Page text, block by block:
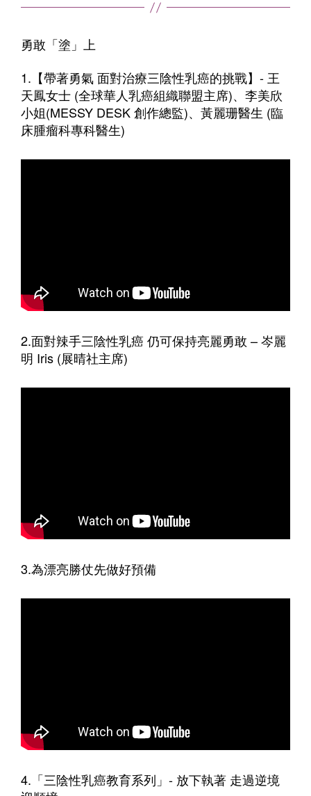
勇敢「塗」上
1.【帶著勇氣 面對治療三陰性乳癌的挑戰】- 王
天鳳女士 (全球華人乳癌組織聯盟主席)、李美欣
小姐(MESSY DESK 創作總監)、黃麗珊醫生 (臨
床腫瘤科專科醫生)
2.面對辣手三陰性乳癌 仍可保持亮麗勇敢 – 岑麗
明 Iris (展晴社主席)
3.為漂亮勝仗先做好預備
4.「三陰性乳癌教育系列」- 放下執著 走過逆境